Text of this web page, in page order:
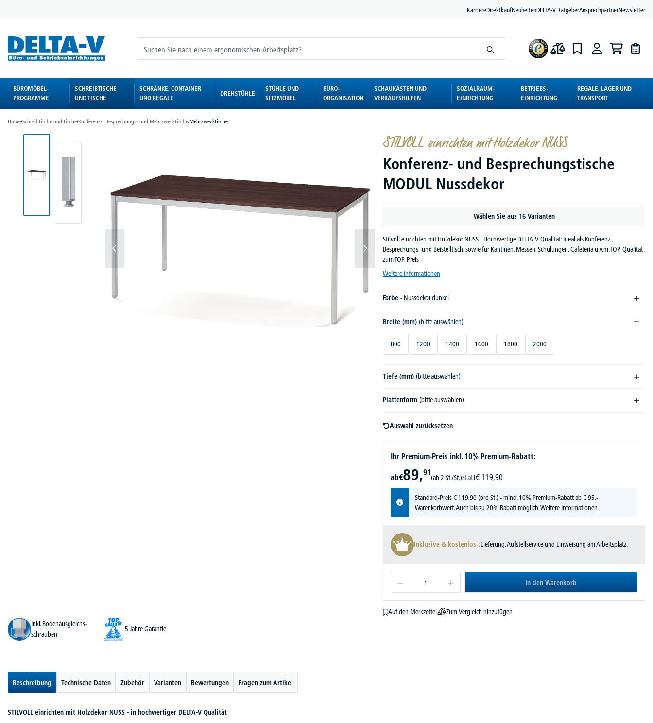
KarriereDirektkaufNeuheitenDELTA-V RatgeberAnsprechpartnerNewsletter
BÜROMÖBEL-
PROGRAMME
SCHREIBTISCHE
UND TISCHE
SCHRÄNKE, CONTAINER
UND REGALE
DREHSTÜHLE
STÜHLE UND
SITZMÖBEL
BÜRO-
ORGANISATION
SCHAUKÄSTEN UND
VERKAUFSHILFEN
SOZIALRAUM-
EINRICHTUNG
BETRIEBS-
EINRICHTUNG
REGALE, LAGER UND
TRANSPORT
Home/Schreibtische und Tische/Konferenz-, Besprechungs- und Mehrzwecktische/Mehrzwecktische
STILVOLL einrichten mit Holzdekor NUSS
Konferenz- und Besprechungstische
MODUL Nussdekor
Wählen Sie aus 16 Varianten
Stilvoll einrichten mit Holzdekor NUSS - Hochwertige DELTA-V Qualität: Ideal als Konferenz-,
Besprechungs- und Beistelltisch, sowie für Kantinen, Messen, Schulungen, Cafeteria u.v.m. TOP-Qualität
zum TOP-Preis
Weitere Informationen
Farbe - Nussdekor dunkel
Breite (mm) (bitte auswählen)
800 1200 1400 1600 1800 2000
Tiefe (mm) (bitte auswählen)
Plattenform (bitte auswählen)
Auswahl zurücksetzen
Ihr Premium-Preis inkl. 10% Premium-Rabatt:
ab€89,91
(ab 2 St./St.)statt€ 119,90
Standard-Preis€ 119,90(pro St.) - mind. 10% Premium-Rabatt ab € 95,-
Warenkorbwert. Auch bis zu 20% Rabatt möglich.Weitere Informationen
Inklusive & kostenlos : Lieferung, Aufstellservice und Einweisung am Arbeitsplatz.
In den Warenkorb
Auf den Merkzettel
Zum Vergleich hinzufügen
Inkl. Bodenausgleichs-
schrauben
5 Jahre Garantie
Beschreibung Technische Daten Zubehör Varianten Bewertungen Fragen zum Artikel
STILVOLL einrichten mit Holzdekor NUSS - in hochwertiger DELTA-V Qualität